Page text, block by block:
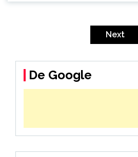
Next
De Google